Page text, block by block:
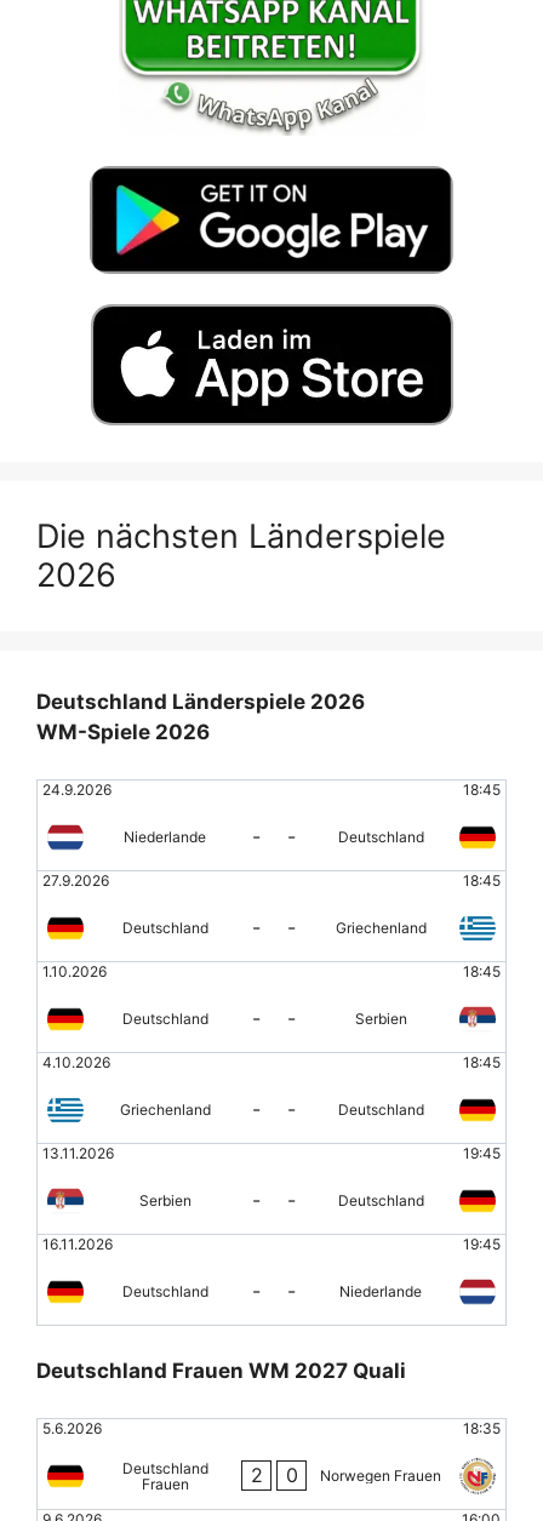
Die nächsten Länderspiele
2026
Deutschland Länderspiele 2026
WM-Spiele 2026
24.9.2026 18:45
Niederlande - - Deutschland
27.9.2026 18:45
Deutschland - - Griechenland
1.10.2026 18:45
Deutschland - - Serbien
4.10.2026 18:45
Griechenland - - Deutschland
13.11.2026 19:45
Serbien - - Deutschland
16.11.2026 19:45
Deutschland - - Niederlande
Deutschland Frauen WM 2027 Quali
5.6.2026 18:35
Deutschland
Frauen
2 0 Norwegen Frauen